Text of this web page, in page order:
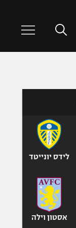
לידס יונייטד
אסטון וילה